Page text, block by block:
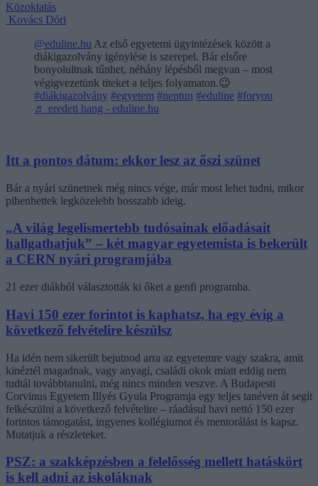
Közoktatás
Kovács Dóri
@eduline.hu Az első egyetemi ügyintézések között a
diákigazolvány igénylése is szerepel. Bár elsőre
bonyolultnak tűnhet, néhány lépésből megvan – most
végigvezetünk titeket a teljes folyamaton.😉
#diákigazolvány #egyetem #neptun #eduline #foryou
♬ eredeti hang - eduline.hu
Itt a pontos dátum: ekkor lesz az őszi szünet
Bár a nyári szünetnek még nincs vége, már most lehet tudni, mikor
pihenhettek legközelebb hosszabb ideig.
„A világ legelismertebb tudósainak előadásait
hallgathatjuk” – két magyar egyetemista is bekerült
a CERN nyári programjába
21 ezer diákból választották ki őket a genfi programba.
Havi 150 ezer forintot is kaphatsz, ha egy évig a
következő felvételire készülsz
Ha idén nem sikerült bejutnod arra az egyetemre vagy szakra, amit
kinéztél magadnak, vagy anyagi, családi okok miatt eddig nem
tudtál továbbtanulni, még nincs minden veszve. A Budapesti
Corvinus Egyetem Illyés Gyula Programja egy teljes tanéven át segít
felkészülni a következő felvételire – ráadásul havi nettó 150 ezer
forintos támogatást, ingyenes kollégiumot és mentorálást is kapsz.
Mutatjuk a részleteket.
PSZ: a szakképzésben a felelősség mellett hatáskört
is kell adni az iskoláknak